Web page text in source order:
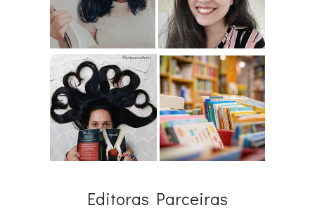
Editoras Parceiras